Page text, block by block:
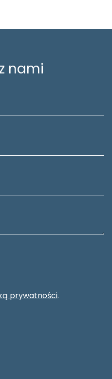
nami
prywatności.